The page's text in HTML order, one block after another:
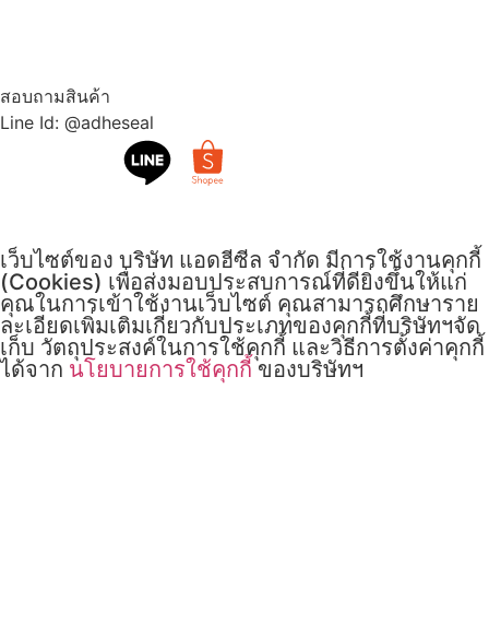
สอบถามสินค้า
Line Id: @adheseal
เว็บไซต์ของ บริษัท แอดฮีซีล จำกัด มีการใช้งานคุกกี้
(Cookies) เพื่อส่งมอบประสบการณ์ที่ดียิ่งขึ้นให้แก่
คุณในการเข้าใช้งานเว็บไซต์ คุณสามารถศึกษาราย
ละเอียดเพิ่มเติมเกี่ยวกับประเภทของคุกกี้ที่บริษัทฯจัด
เก็บ วัตถุประสงค์ในการใช้คุกกี้ และวิธีการตั้งค่าคุกกี้
ได้จาก นโยบายการใช้คุกกี้ ของบริษัทฯ